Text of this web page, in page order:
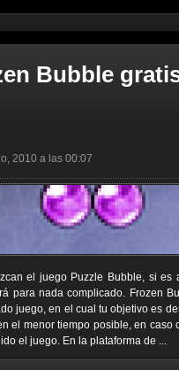
Bubble
2010 a las 00:07
el juego Puzzle Bubble, si es
para nada complicado. Frozen
juego, en el cual tu objetivo es
el menor tiempo posible, en caso
el juego. En la plataforma de ...